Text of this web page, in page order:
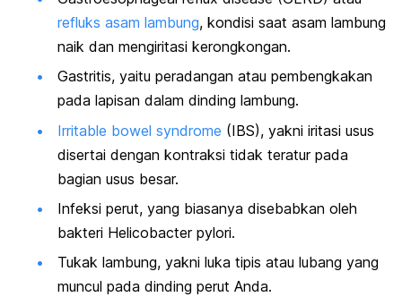
refluks asam lambung, kondisi saat asam lambung
naik dan mengiritasi kerongkongan.
Gastritis, yaitu peradangan atau pembengkakan
pada lapisan dalam dinding lambung.
Irritable bowel syndrome (IBS), yakni iritasi usus
disertai dengan kontraksi tidak teratur pada
bagian usus besar.
Infeksi perut, yang biasanya disebabkan oleh
bakteri Helicobacter pylori.
Tukak lambung, yakni luka tipis atau lubang yang
muncul pada dinding perut Anda.